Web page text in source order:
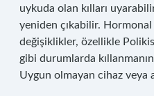
uykuda olan kılları
yeniden çıkabilir.
değişiklikler, özellikle
gibi durumlarda
Uygun olmayan cihaz veya